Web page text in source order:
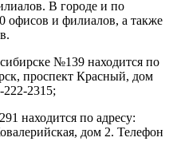
В городе и по
офисов и филиалов, а также
№139 находится по
проспект Красный, дом
222-2315;
находится по адресу:
дом 2. Телефон